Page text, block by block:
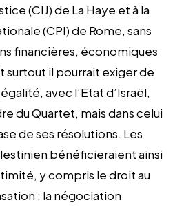
(CIJ) de La Haye et à la
(CPI) de Rome, sans
financières, économiques
surtout il pourrait exiger de
avec l’Etat d’Israël,
du Quartet, mais dans celui
de ses résolutions. Les
bénéficieraient ainsi
y compris le droit au
: la négociation